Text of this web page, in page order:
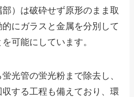
）は破砕せず原形のまま取
にガラスと金属を分別して
可能にしています。
光管の蛍光粉まで除去し、
する工程も備えており、環